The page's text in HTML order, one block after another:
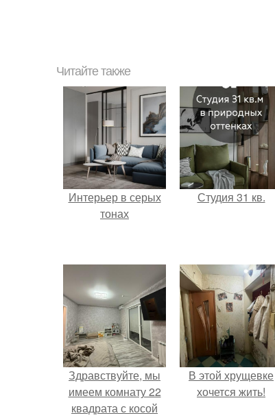
Читайте также
Интерьер в серых
тонах
Студия 31 кв.
Здравствуйте, мы
имеем комнату 22
квадрата с косой
В этой хрущевке
хочется жить!